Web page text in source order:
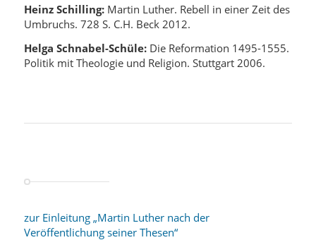
Heinz Schilling:Martin Luther. Rebell in einer Zeit des
Umbruchs. 728 S. C.H. Beck 2012.
Helga Schnabel-Schüle:Die Reformation 1495-1555.
Politik mit Theologie und Religion. Stuttgart 2006.
zur Einleitung „Martin Luther nach der
Veröffentlichung seiner Thesen“